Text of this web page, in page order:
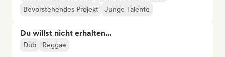
Bevorstehendes Projekt
Junge Talente
Du willst nicht erhalten...
Dub Reggae